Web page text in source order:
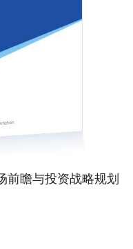
前瞻与投资战略规划